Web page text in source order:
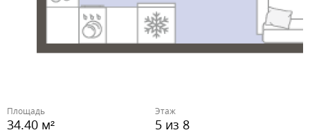
Площадь
34.40 м²
Этаж
5 из 8